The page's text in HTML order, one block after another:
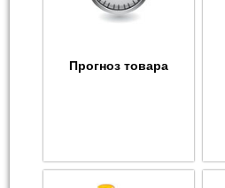
Прогноз товара